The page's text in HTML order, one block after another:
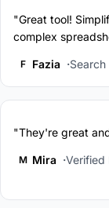
"Great tool!
complex
F Fazia
"They're great
M Mira Verified